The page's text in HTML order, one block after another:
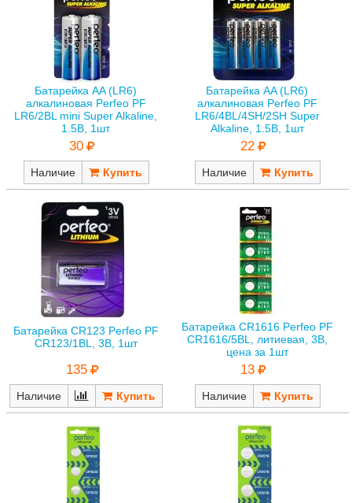
Батарейка AA (LR6)
алкалиновая Perfeo PF
LR6/2BL mini Super Alkaline,
1.5В, 1шт
30
Наличие
Батарейка AA (LR6)
алкалиновая Perfeo PF
LR6/4BL/4SH/2SH Super
Alkaline, 1.5В, 1шт
22
Наличие
Батарейка CR123 Perfeo PF
CR123/1BL, 3В, 1шт
135
Наличие
Батарейка CR1616 Perfeo PF
CR1616/5BL, литиевая, 3В,
цена за 1шт
13
Наличие